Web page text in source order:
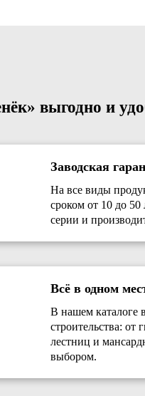
выгодно и
Заводская
На все виды
сроком от 10 до 50
серии и
Всё в одном
В нашем каталоге
строительства: от
лестниц и
выбором.